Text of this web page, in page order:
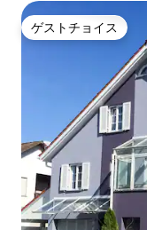
ゲストチョイス
ゲストチョイス